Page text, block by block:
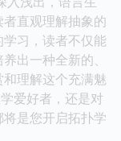
直观理解抽象的
习，读者不仅能
出一种全新的、
理解这个充满魅
爱好者，还是对
是您开启拓扑学